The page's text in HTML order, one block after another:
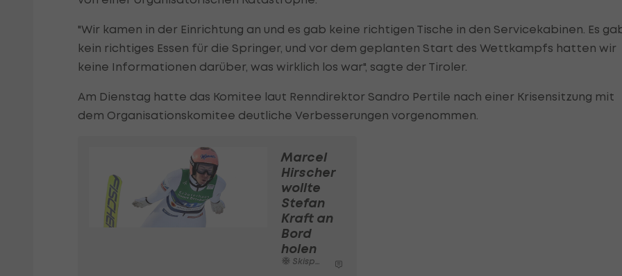
"Wir kamen in der Einrichtung an und es gab keine richtigen Tische in den Servicekabinen. Es
kein richtiges Essen für die Springer, und vor dem geplanten Start des Wettkampfs hatten wir
keine Informationen darüber, was wirklich los war", sagte der Tiroler.
Am Dienstag hatte das Komitee laut Renndirektor Sandro Pertile nach einer Krisensitzung mit
dem Organisationskomitee deutliche Verbesserungen vorgenommen.
Marcel
Hirscher
wollte
Stefan
Kraft an
Bord
holen
Skispringen